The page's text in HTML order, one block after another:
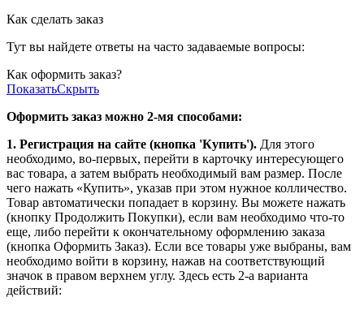
Как сделать заказ
Тут вы найдете ответы на часто задаваемые вопросы:
Как оформить заказ?
ПоказатьСкрыть
Оформить заказ можно 2-мя способами:
1. Регистрация на сайте (кнопка 'Купить'). Для этого
необходимо, во-первых, перейти в карточку интересующего
вас товара, а затем выбрать необходимый вам размер. После
чего нажать «Купить», указав при этом нужное колличество.
Товар автоматически попадает в корзину. Вы можете нажать
(кнопку Продолжить Покупки), если вам необходимо что-то
еще, либо перейти к окончательному оформлению заказа
(кнопка Оформить Заказ). Если все товары уже выбраны, вам
необходимо войти в корзину, нажав на соответствующий
значок в правом верхнем углу. Здесь есть 2-а варианта
действий: